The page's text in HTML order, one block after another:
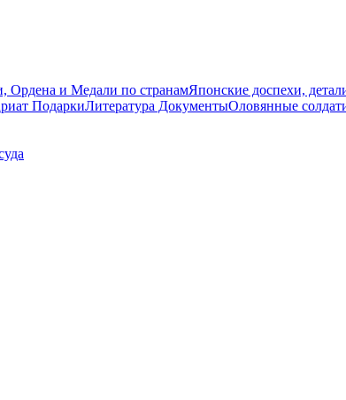
Ордена и Медали по странамЯпонские доспехи,
ПодаркиЛитература ДокументыОловянные